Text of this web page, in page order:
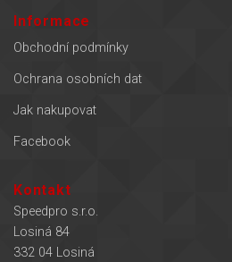
Informace
Obchodní podmínky
Ochrana osobních dat
Jak nakupovat
Facebook
Kontakt
Speedpro s.r.o.
Losiná 84
332 04 Losiná